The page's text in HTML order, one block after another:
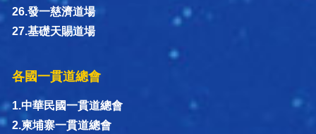
26.發一慈濟道場
27.基礎天賜道場
各國一貫道總會
1.中華民國一貫道總會
2.柬埔寨一貫道總會